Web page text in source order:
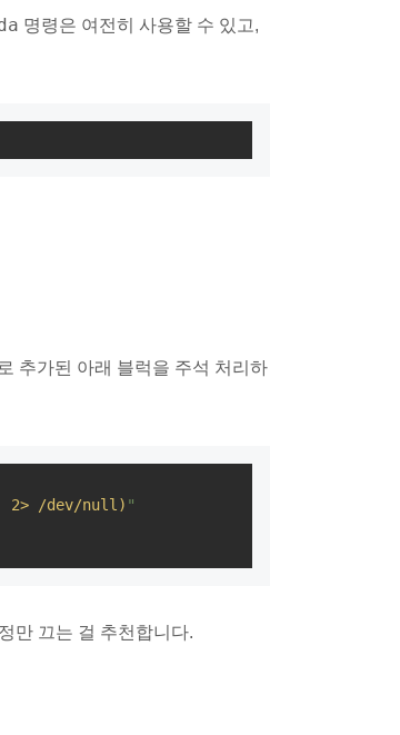
명령은 여전히 사용할 수 있고,
추가된 아래 블럭을 주석 처리하
2> /dev/null) "
만 끄는 걸 추천합니다.